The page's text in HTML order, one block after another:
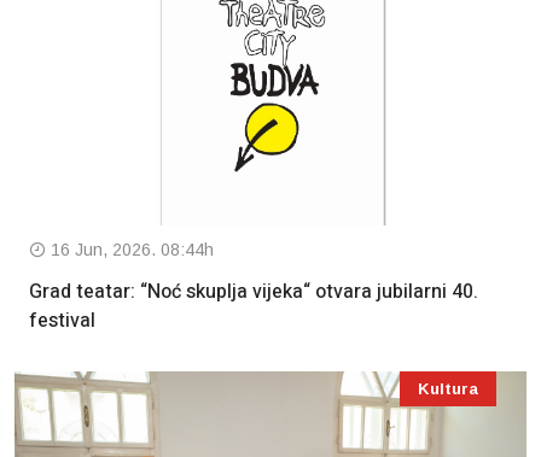
16 Jun, 2026. 08:44h
Grad teatar: “Noć skuplja vijeka“ otvara jubilarni 40.
festival
Kultura